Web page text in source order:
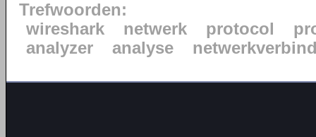
Trefwoorden:
wireshark
netwerk protocol
analyzer
analyse